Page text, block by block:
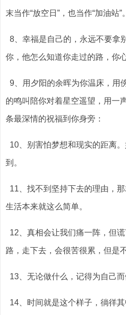
末当作“放空日”，也当作“加油站”。
8、幸福是自己的，永远不要拿
你，他怎么知道你走过的路，你
9、用夕阳的余晖为你温床，用
的鸣叫陪你对着星空遥望，用一
条最深情的祝福到你身旁：
10、别害怕梦想和现实的距离
到。
11、找不到坚持下去的理由，
生活本来就这么简单。
12、真相会让我们痛一阵，但
路，走下去，会很苦很累，但是
13、无论做什么，记得为自己
14、时间就是这个样子，徜徉